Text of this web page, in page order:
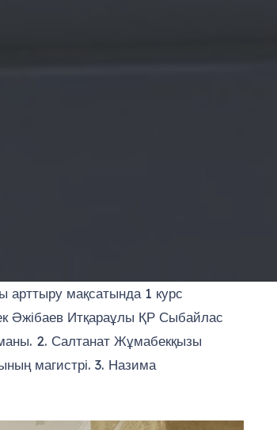
мақсатында 1 курс
Әжібаев Итқараұлы ҚР Сыбайлас
2. Салтанат Жұмабекқызы
магистрі. 3. Назима